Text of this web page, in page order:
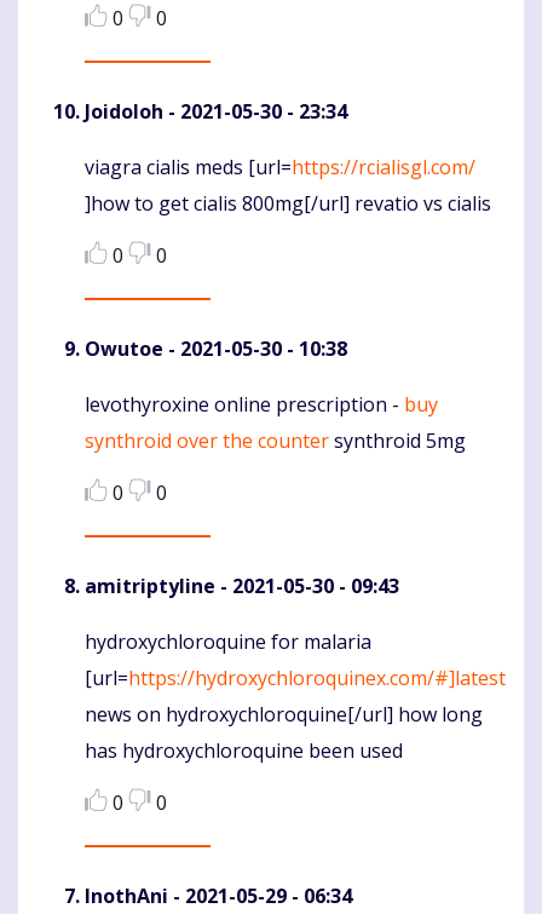
0 0
Joidoloh - 2021-05-30 - 23:34
Komentaras
viagra cialis meds [url=https://rcialisgl.com/
]how to get cialis 800mg[/url] revatio vs cialis
0
0
Owutoe - 2021-05-30 - 10:38
Komentaras
levothyroxine online prescription - buy
synthroid over the countersynthroid 5mg
0
0
amitriptyline - 2021-05-30 - 09:43
Komentaras
hydroxychloroquine for malaria
[url=https://hydroxychloroquinex.com/#]latest
news on hydroxychloroquine[/url] how long
has hydroxychloroquine been used
0
0
InothAni - 2021-05-29 - 06:34